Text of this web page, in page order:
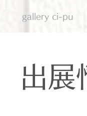
gallery ci-pu
出展